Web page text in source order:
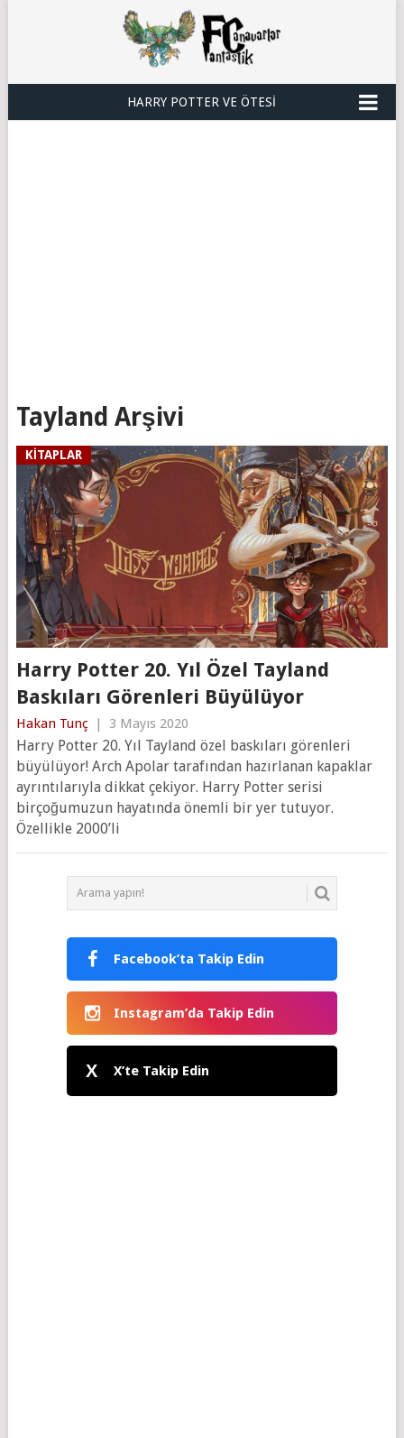
HARRY POTTER VE ÖTESI
Tayland Arşivi
KITAPLAR
Harry Potter 20. Yıl Özel Tayland
Baskıları Görenleri Büyülüyor
Hakan Tunç | 3 Mayıs 2020
Harry Potter 20. Yıl Tayland özel baskıları görenleri
büyülüyor! Arch Apolar tarafından hazırlanan kapaklar
ayrıntılarıyla dikkat çekiyor. Harry Potter serisi
birçoğumuzun hayatında önemli bir yer tutuyor.
Özellikle 2000’li
Facebook’ta Takip Edin
Instagram’da Takip Edin
X X’te Takip Edin